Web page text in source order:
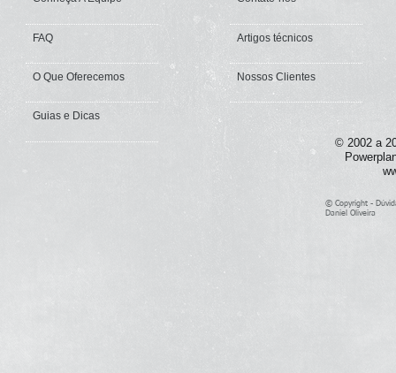
FAQ
O Que Oferecemos
Artigos técnicos
Nossos Clientes
Guias e Dicas
© 2002 a
© Copyright -
Daniel Oliveira